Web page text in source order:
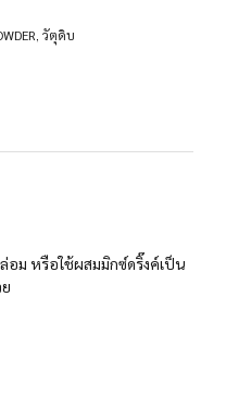
วัตุดิบ
อม หรือใช้ผสมมิกซ์ดริ๊งค์เป็น